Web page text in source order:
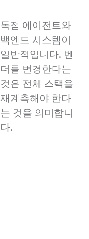
독점 에이전트와
백엔드 시스템이
일반적입니다. 벤
더를 변경한다는
것은 전체 스택을
재계측해야 한다
는 것을 의미합니
다.